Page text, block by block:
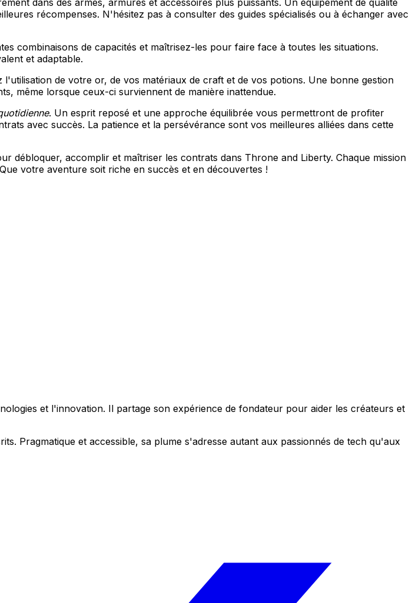
dans des armes, armures et accessoires plus puissants. Un équipement de qualité
récompenses. N'hésitez pas à consulter des guides spécialisés ou à échanger avec
combinaisons de capacités et maîtrisez-les pour faire face à toutes les situations.
et adaptable.
l'utilisation de votre or, de vos matériaux de craft et de vos potions. Une bonne gestion
même lorsque ceux-ci surviennent de manière inattendue.
. Un esprit reposé et une approche équilibrée vous permettront de profiter
avec succès. La patience et la persévérance sont vos meilleures alliées dans cette
débloquer, accomplir et maîtriser les contrats dans Throne and Liberty. Chaque mission
votre aventure soit riche en succès et en découvertes !
et l'innovation. Il partage son expérience de fondateur pour aider les créateurs et
Pragmatique et accessible, sa plume s'adresse autant aux passionnés de tech qu'aux